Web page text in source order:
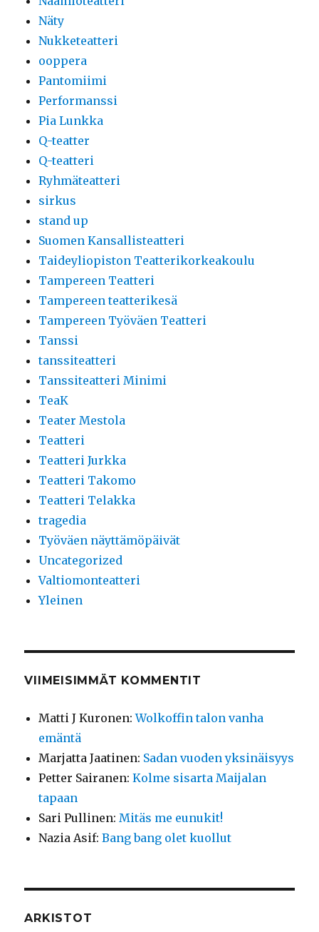
Näty
Nukketeatteri
ooppera
Pantomiimi
Performanssi
Pia Lunkka
Q-teatter
Q-teatteri
Ryhmäteatteri
sirkus
stand up
Suomen Kansallisteatteri
Taideyliopiston Teatterikorkeakoulu
Tampereen Teatteri
Tampereen teatterikesä
Tampereen Työväen Teatteri
Tanssi
tanssiteatteri
Tanssiteatteri Minimi
TeaK
Teater Mestola
Teatteri
Teatteri Jurkka
Teatteri Takomo
Teatteri Telakka
tragedia
Työväen näyttämöpäivät
Uncategorized
Valtiomonteatteri
Yleinen
VIIMEISIMMÄT KOMMENTIT
Matti J Kuronen:Wolkoffin talon vanha
emäntä
Marjatta Jaatinen: Sadan vuoden yksinäisyys
Petter Sairanen:Kolme sisarta Maijalan
tapaan
Sari Pullinen:Mitäs me eunukit!
Nazia Asif:Bang bang olet kuollut
ARKISTOT